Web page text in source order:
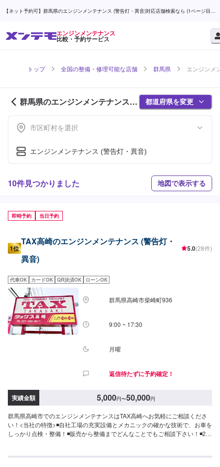
【ネット予約可】群馬県のエンジンメンテナンス (警告灯・異音)対応店舗検索なら (1ページ目) |
エンジンメンテナンス
比較・予約サービス
トップ 全国の整備・修理可能な店舗 群馬県 エンジンメ
群馬県のエンジンメンテナンス対
応店舗紹介 (1ページ目)
都道府県を変更
市区町村を選択
エンジンメンテナンス (警告灯・異音)
10件見つかりました 地図で表示する
即時予約 当日予約
1位
TAX高崎のエンジンメンテナンス (警告灯・
異音)
5.0(28件)
代車OK カードOK QR決済OK ローンOK
群馬県高崎市柴崎町936
9:00 ~ 17:30
月曜
返信待たずに予約確定！
実績金額 5,000円〜50,000円
群馬県高崎市でのエンジンメンテナンスはTAX高崎へお気軽にご相談くださ
い！<当社の特徴>◾自社工場の充実設備とメカニックの確かな技術で、お車を
しっかり点検・整備！◾販売から整備までどんなことでもご相談下さい！◾24
安く済ませたい…★時間があまり取れない…★車が動かなくなってしまっ